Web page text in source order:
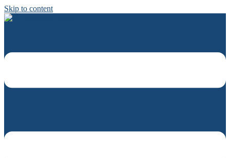
Skip to content